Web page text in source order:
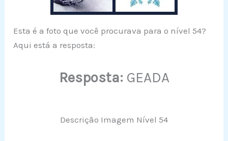
Esta é a foto que você procurava para o nível 54?
Aqui está a resposta:
Resposta: GEADA
Descrição Imagem Nível 54